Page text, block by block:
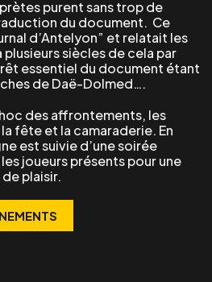
purent sans trop de
du document. Ce
d’Antelyon” et relatait les
plusieurs siècles de cela par
essentiel du document étant
deDaë-Dolmed….
des affrontements, les
fête et la camaraderie. En
est suivie d’une soirée
joueurs présents pour une
plaisir.